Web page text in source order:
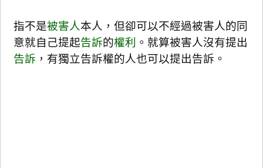
指不是被害人本人，但卻可以不經過被害人的同
意就自己提起告訴的權利 。就算被害人沒有提出
告訴 ，有獨立告訴權的人也可以提出告訴。